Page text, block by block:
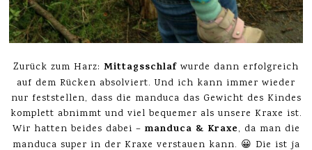
Zurück zum Harz: Mittagsschlaf wurde dann erfolgreich
auf dem Rücken absolviert. Und ich kann immer wieder
nur feststellen, dass die manduca das Gewicht des Kindes
komplett abnimmt und viel bequemer als unsere Kraxe ist.
Wir hatten beides dabei – manduca & Kraxe, da man die
manduca super in der Kraxe verstauen kann. 😀 Die ist ja